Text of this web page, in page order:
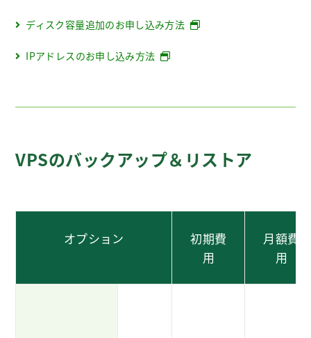
ディスク容量追加のお申し込み方法
IPアドレスのお申し込み方法
VPSのバックアップ＆リストア
オプション
初期費
用
月額費
用